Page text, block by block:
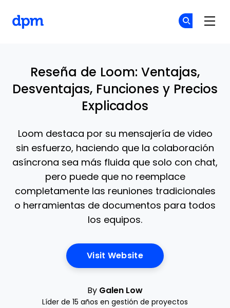
Reseña de Loom: Ventajas,
Desventajas, Funciones y Precios
Explicados
Loom destaca por su mensajería de video
sin esfuerzo, haciendo que la colaboración
asíncrona sea más fluida que solo con chat,
pero puede que no reemplace
completamente las reuniones tradicionales
o herramientas de documentos para todos
los equipos.
Visit WebsiteOpens New Window
By Galen Low
Líder de 15 años en gestión de proyectos